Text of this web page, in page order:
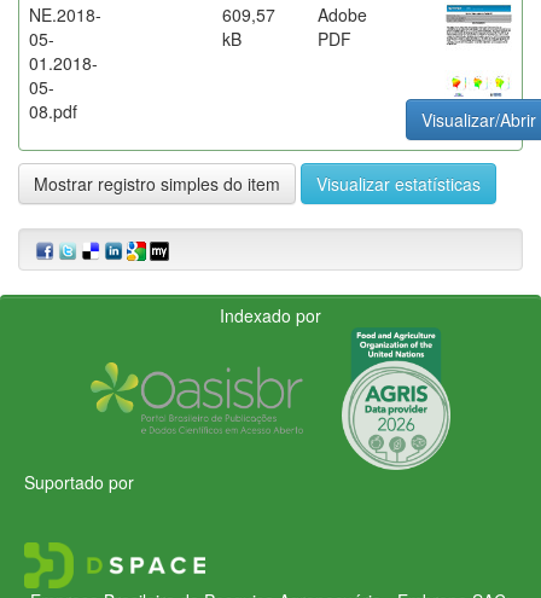
NE.2018-
05-
01.2018-
05-
08.pdf
609,57
kB
Adobe
PDF
Visualizar/Abrir
Mostrar registro simples do item Visualizar estatísticas
Indexado por
Suportado por